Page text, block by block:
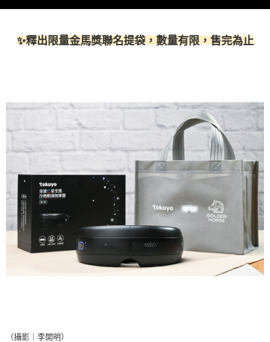
✨釋出限量金馬獎聯名提袋，數量有限，售完為止
（攝影｜李開明）